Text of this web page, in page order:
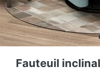
Fauteuil